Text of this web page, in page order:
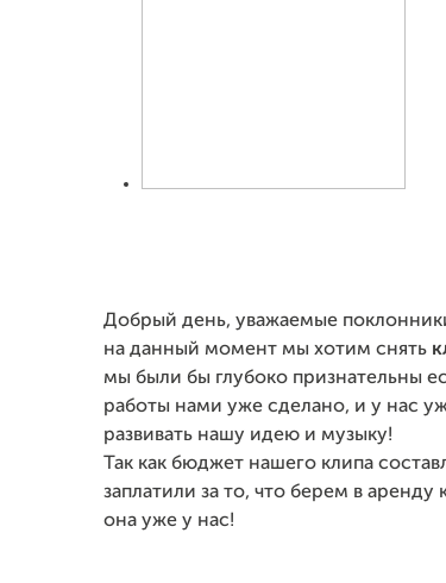
Добрый день, уважаемые
на данный момент мы хотим снять
мы были бы глубоко признательны
работы нами уже сделано, и у нас
развивать нашу идею и музыку!
Так как бюджет нашего клипа
заплатили за то, что берем в аренду
она уже у нас!